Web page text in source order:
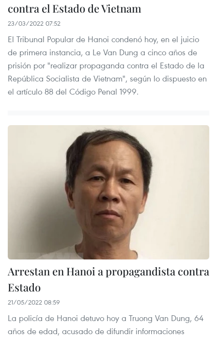
contra el Estado de Vietnam
23/03/2022 07:52
El Tribunal Popular de Hanoi condenó hoy, en el juicio
de primera instancia, a Le Van Dung a cinco años de
prisión por "realizar propaganda contra el Estado de la
República Socialista de Vietnam", según lo dispuesto en
el artículo 88 del Código Penal 1999.
Arrestan en Hanoi a propagandista contra
Estado
21/05/2022 08:59
La policía de Hanoi detuvo hoy a Truong Van Dung, 64
años de edad, acusado de difundir informaciones